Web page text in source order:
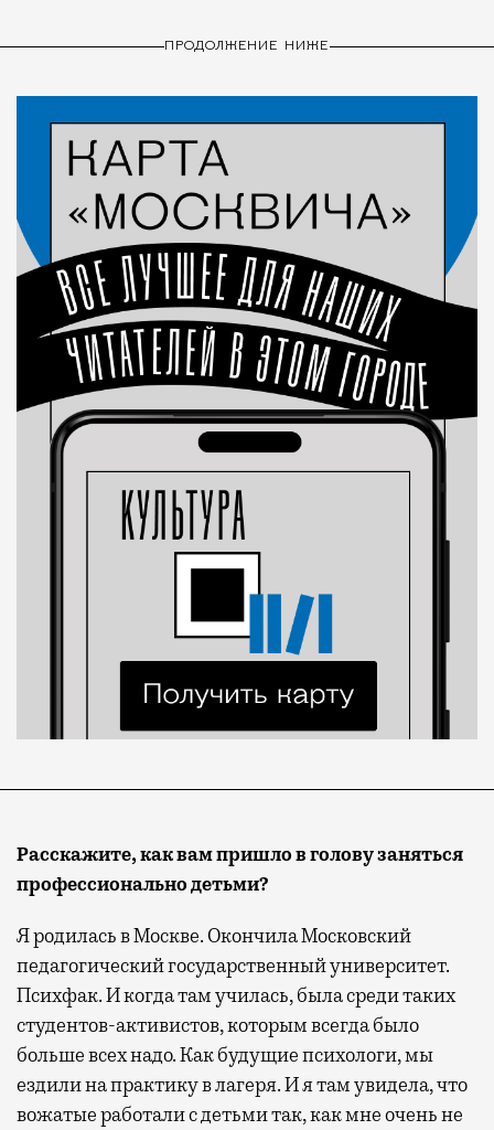
ПРОДОЛЖЕНИЕ НИЖЕ
Расскажите, как вам пришло в голову заняться
профессионально детьми?
Я родилась в Москве. Окончила Московский
педагогический государственный университет.
Психфак. И когда там училась, была среди таких
студентов-активистов, которым всегда было
больше всех надо. Как будущие психологи, мы
ездили на практику в лагеря. И я там увидела, что
вожатые работали с детьми так, как мне очень не